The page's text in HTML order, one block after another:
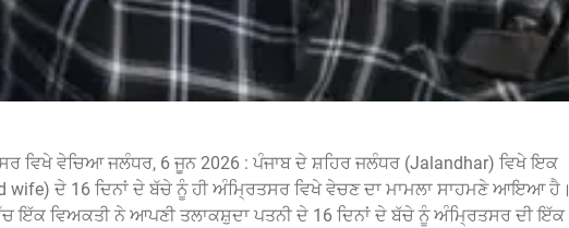
ਵਿਖੇ ਵੇਚਿਆ ਜਲੰਧਰ, 6 ਜੂਨ 2026 : ਪੰਜਾਬ ਦੇ ਸ਼ਹਿਰ ਜਲੰਧਰ (Jalandhar) ਵਿਖੇ ਇਕ
wife) ਦੇ 16 ਦਿਨਾਂ ਦੇ ਬੱਚੇ ਨੂੰ ਹੀ ਅੰਮ੍ਰਿਤਸਰ ਵਿਖੇ ਵੇਚਣ ਦਾ ਮਾਮਲਾ ਸਾਹਮਣੇ ਆਇਆ ਹੈ।
ਇੱਕ ਵਿਅਕਤੀ ਨੇ ਆਪਣੀ ਤਲਾਕਸ਼ੁਦਾ ਪਤਨੀ ਦੇ 16 ਦਿਨਾਂ ਦੇ ਬੱਚੇ ਨੂੰ ਅੰਮ੍ਰਿਤਸਰ ਦੀ ਇੱਕ